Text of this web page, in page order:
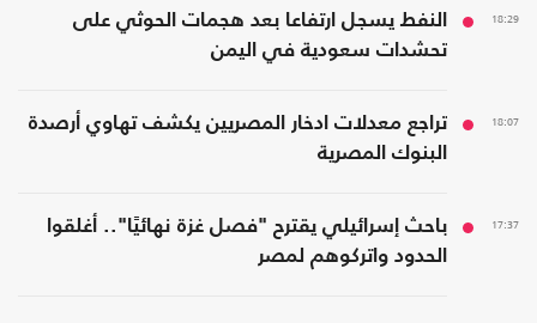
18:29
النفط يسجل ارتفاعا بعد هجمات الحوثي على
تحشدات سعودية في اليمن
18:07
تراجع معدلات ادخار المصريين يكشف تهاوي أرصدة
البنوك المصرية
17:37
باحث إسرائيلي يقترح "فصل غزة نهائيًا".. أغلقوا
الحدود واتركوهم لمصر